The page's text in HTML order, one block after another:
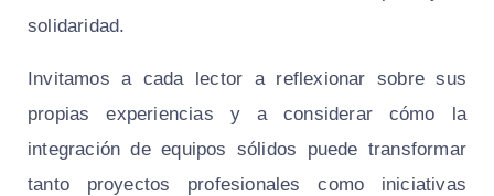
solidaridad.
Invitamos a cada lector a reflexionar sobre sus
propias experiencias y a considerar cómo la
integración de equipos sólidos puede transformar
tanto proyectos profesionales como iniciativas